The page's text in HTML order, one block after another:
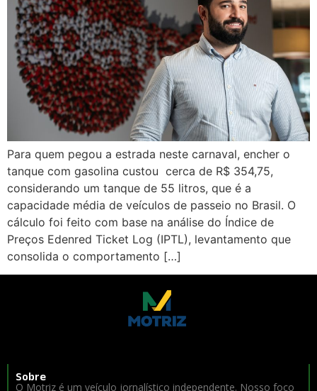
Para quem pegou a estrada neste carnaval, encher o
tanque com gasolina custou cerca de R$ 354,75,
considerando um tanque de 55 litros, que é a
capacidade média de veículos de passeio no Brasil. O
cálculo foi feito com base na análise do Índice de
Preços Edenred Ticket Log (IPTL), levantamento que
consolida o comportamento […]
Sobre
O Motriz é um veículo jornalístico independente. Nosso foco